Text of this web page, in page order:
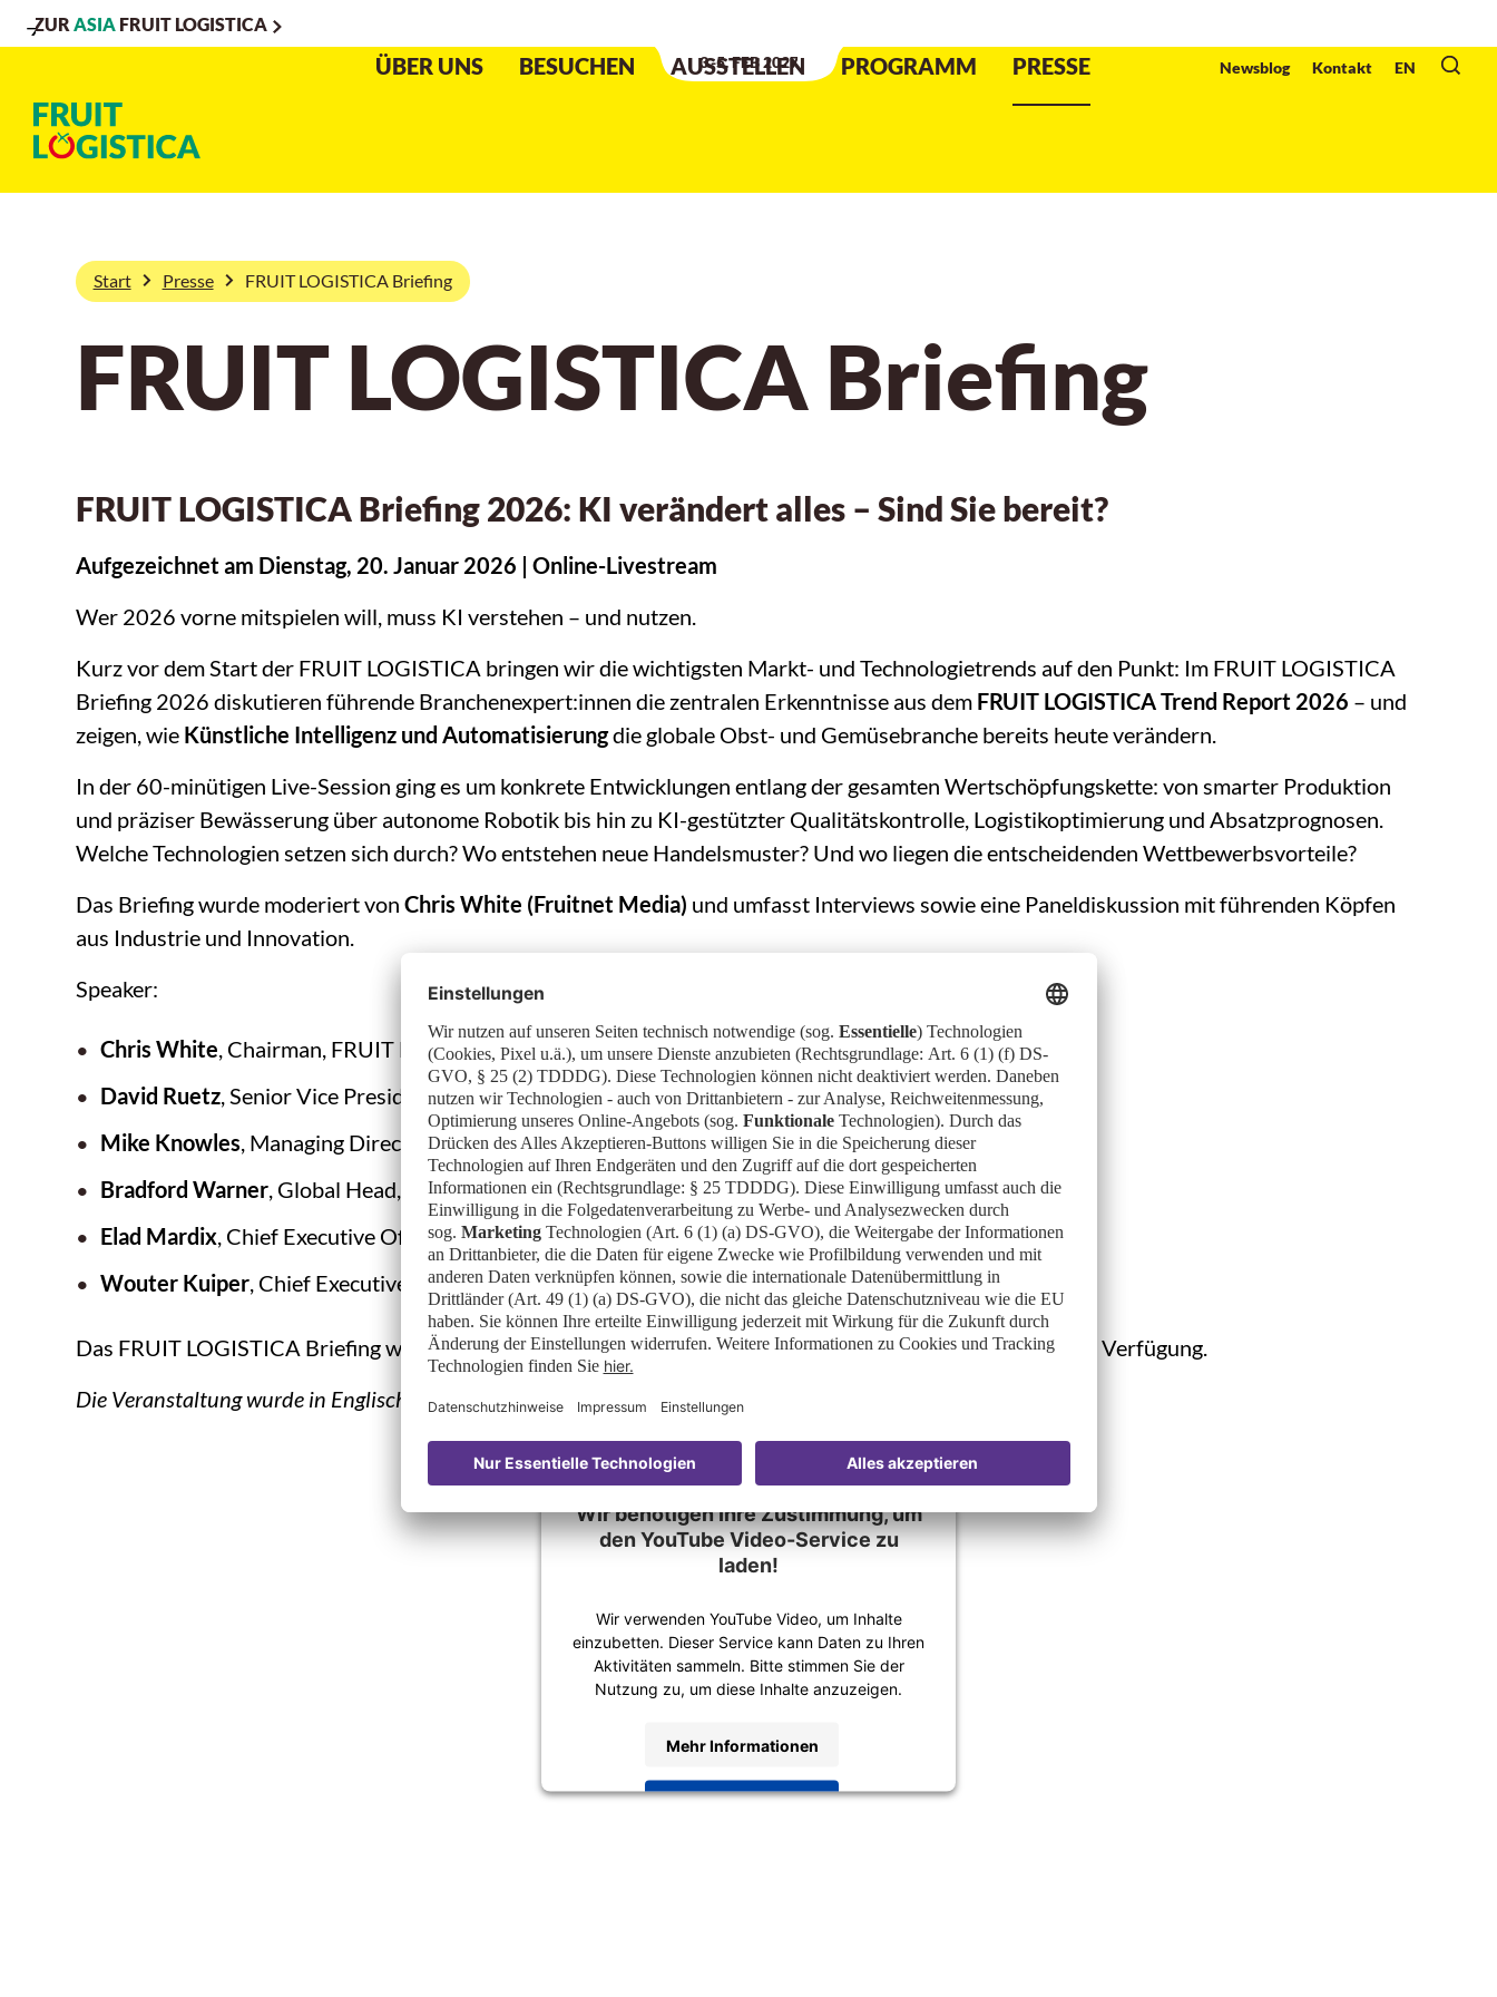
Zur
Zur
Zum
ZUR ASIA FRUIT LOGISTICA
Datum der Veranstaltung:
3.-5. FEB 2027
ÜBER UNS BESUCHEN AUSSTELLEN PROGRAMM PRESSE Newsblog Kontakt EN
Start Presse FRUIT LOGISTICA Briefing
FRUIT LOGISTICA Briefing
FRUIT LOGISTICA Briefing 2026: KI verändert alles – Sind Sie bereit?
Aufgezeichnet am Dienstag, 20. Januar 2026 | Online-Livestream
Wer 2026 vorne mitspielen will, muss KI verstehen – und nutzen.
Kurz vor dem Start der FRUIT LOGISTICA bringen wir die wichtigsten Markt- und Technologietrends auf den Punkt: Im FRUIT LOGISTICA
Briefing 2026 diskutieren führende Branchenexpert:innen die zentralen Erkenntnisse aus dem FRUIT LOGISTICA Trend Report 2026 – und
zeigen, wie Künstliche Intelligenz und Automatisierungdie globale Obst- und Gemüsebranche bereits heute verändern.
In der 60-minütigen Live-Session ging es um konkrete Entwicklungen entlang der gesamten Wertschöpfungskette: von smarter Produktion
und präziser Bewässerung über autonome Robotik bis hin zu KI-gestützter Qualitätskontrolle, Logistikoptimierung und Absatzprognosen.
Welche Technologien setzen sich durch? Wo entstehen neue Handelsmuster? Und wo liegen die entscheidenden Wettbewerbsvorteile?
Das Briefing wurde moderiert von Chris White (Fruitnet Media) und umfasst Interviews sowie eine Paneldiskussion mit führenden Köpfen
aus Industrie und Innovation.
Speaker:
Chris White, Chairman, FRUIT LOGISTICA Advisory Board (moderator)
David Ruetz, Senior Vice President, Messe Berlin
Mike Knowles, Managing Director, Fruitnet Europe
Bradford Warner, Global Head, Digital & Data, AgroFresh
Elad Mardix, Chief Executive Officer & Co-Founder, Clarifresh
Wouter Kuiper, Chief Executive Officer, Kubo Greenhouse Projects
Das FRUIT LOGISTICA Briefing wurde hier und auf LinkedIn live gestreamt, die Aufzeichnung steht hier zur Verfügung.
Die Veranstaltung wurde in Englisch abgehalten.
Wir benötigen Ihre Zustimmung, um
denYouTube Video-Service zu
laden!
Wir verwenden YouTube Video, um Inhalte
einzubetten. Dieser Service kann Daten zu Ihren
Aktivitäten sammeln. Bitte stimmen Sie der
Nutzung zu, um diese Inhalte anzuzeigen.
Mehr Informationen
Akzeptieren